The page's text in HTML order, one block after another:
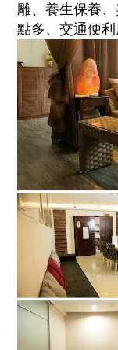
雕、養生保養
點多、交通便